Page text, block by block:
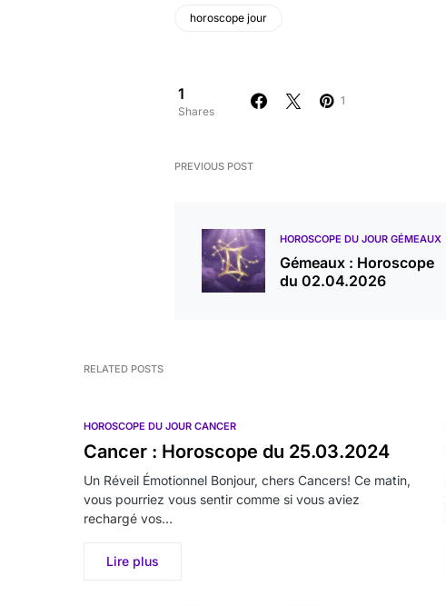
horoscope jour
1
Shares
1
PREVIOUS POST
HOROSCOPE DU JOUR GÉMEAUX
Gémeaux : Horoscope
du 02.04.2026
RELATED POSTS
HOROSCOPE DU JOUR CANCER
Cancer : Horoscope du 25.03.2024
Un Réveil Émotionnel Bonjour, chers Cancers! Ce matin,
vous pourriez vous sentir comme si vous aviez
rechargé vos…
Lire plus